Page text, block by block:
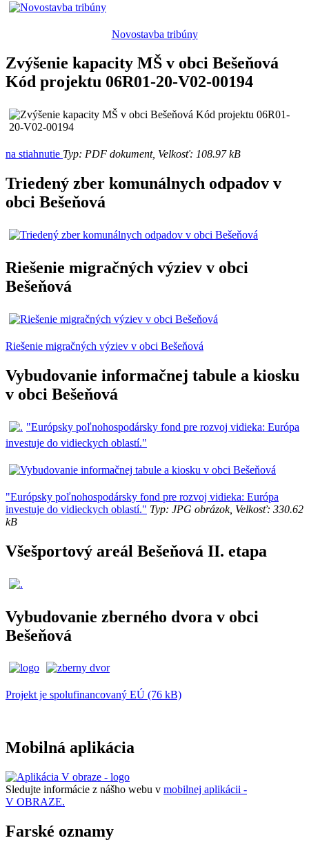
Novostavba tribúny
Zvýšenie kapacity MŠ v obci Bešeňová
Kód projektu 06R01-20-V02-00194
na stiahnutie Typ: PDF dokument, Velkosť: 108.97 kB
Triedený zber komunálnych odpadov v
obci Bešeňová
Riešenie migračných výziev v obci
Bešeňová
Riešenie migračných výziev v obci Bešeňová
Vybudovanie informačnej tabule a kiosku
v obci Bešeňová
"Európsky poľnohospodársky fond pre rozvoj vidieka: Európa
investuje do vidieckych oblastí."
"Európsky poľnohospodársky fond pre rozvoj vidieka: Európa
investuje do vidieckych oblastí." Typ: JPG obrázok, Velkosť: 330.62
kB
Všešportový areál Bešeňová II. etapa
Vybudovanie zberného dvora v obci
Bešeňová
Projekt je spolufinancovaný EÚ (76 kB)
Mobilná aplikácia
Sledujte informácie z nášho webu v mobilnej aplikácii -
V OBRAZE.
Farské oznamy